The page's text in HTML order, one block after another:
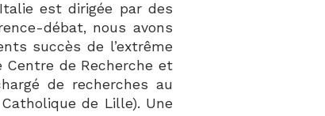
est dirigée par des
débat, nous avons
succès de l’extrême
Centre de Recherche et
de recherches au
de Lille). Une